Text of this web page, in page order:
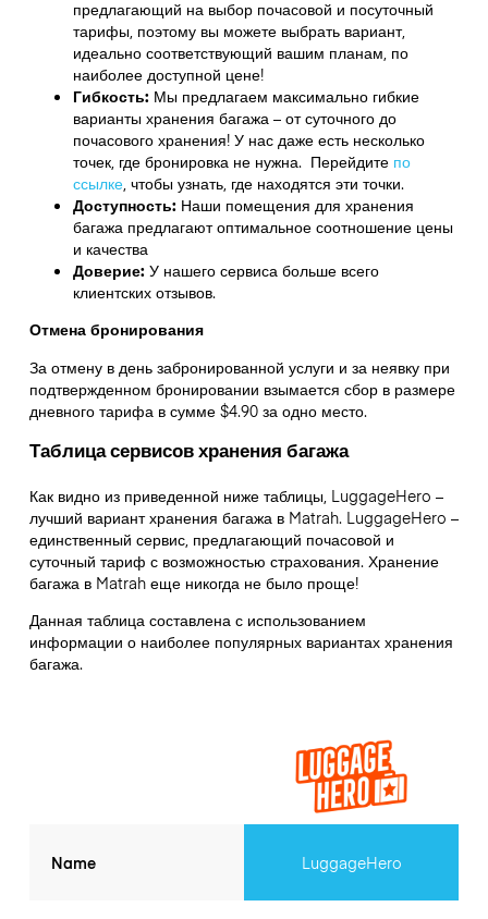
предлагающий на выбор почасовой и посуточный
тарифы, поэтому вы можете выбрать вариант,
идеально соответствующий вашим планам, по
наиболее доступной цене!
Гибкость: Мы предлагаем максимально гибкие
варианты хранения багажа – от суточного до
почасового хранения! У нас даже есть несколько
точек, где бронировка не нужна. Перейдите по
ссылке,чтобы узнать, где находятся эти точки.
Доступность: Наши помещения для хранения
багажа предлагают оптимальное соотношение цены
и качества
Доверие: У нашего сервиса больше всего
клиентских отзывов.
Отмена бронирования
За отмену в день забронированной услуги и за неявку при
подтвержденном бронировании взымается сбор в размере
дневного тарифа в сумме $4.90 за одно место.
Таблица сервисов хранения багажа
Как видно из приведенной ниже таблицы, LuggageHero –
лучший вариант хранения багажа в Matrah. LuggageHero –
единственный сервис, предлагающий почасовой и
суточный тариф с возможностью страхования. Хранение
багажа в Matrahеще никогда не было проще!
Данная таблица составлена с использованием
информации о наиболее популярных вариантах хранения
багажа.
Name LuggageHero